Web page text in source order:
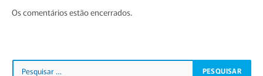
Os comentários estão encerrados.